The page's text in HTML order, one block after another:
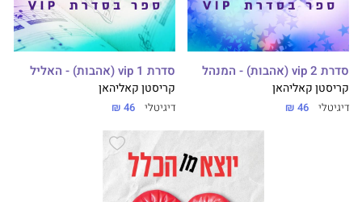
סדרת vip 2 (אהבות) - המנהל
קריסטן קאליהאן
דיגיטלי 46 ₪
סדרת vip 1 (אהבות) - האליל
קריסטן קאליהאן
דיגיטלי 46 ₪